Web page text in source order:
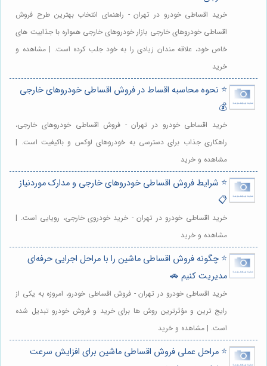
خرید اقساطی خودرو در تهران - راهنمای انتخاب بهترین طرح فروش
اقساطی خودروهای خارجی بازار خودروهای خارجی همواره با جذابیت های
خاص خود، علاقه مندان زیادی را به خود جلب کرده است. | مشاهده و
خرید
⭐️ نحوه محاسبه اقساط در فروش اقساطی خودروهای خارجی
💰
خرید اقساطی خودرو در تهران - فروش اقساطی خودروهای خارجی،
راهکاری جذاب برای دسترسی به خودروهای لوکس و باکیفیت است. |
مشاهده و خرید
⭐️ شرایط فروش اقساطی خودروهای خارجی و مدارک موردنیاز
📋
خرید اقساطی خودرو در تهران - خرید خودروی خارجی، رویایی است. |
مشاهده و خرید
⭐️ چگونه فروش اقساطی ماشین را با مراحل اجرایی حرفه‌ای
مدیریت کنیم 🚗
خرید اقساطی خودرو در تهران - فروش اقساطی خودرو، امروزه به یکی از
رایج ترین و مؤثرترین روش ها برای خرید و فروش خودرو تبدیل شده
است. | مشاهده و خرید
⭐️ مراحل عملی فروش اقساطی ماشین برای افزایش سرعت